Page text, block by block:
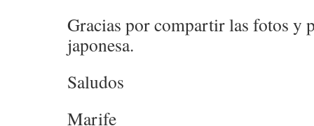
Gracias por compartir las fotos y
japonesa.
Saludos
Marife